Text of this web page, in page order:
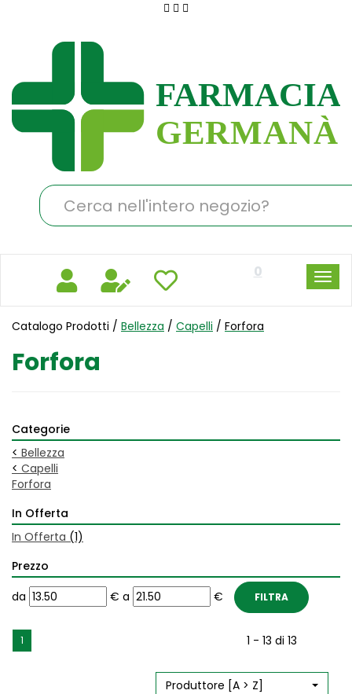
principale
Germanà
Cerca
Prodotto
0
Catalogo Prodotti / Bellezza / Capelli / Forfora
Forfora
Categorie
< Bellezza
< Capelli
Forfora
In Offerta
In Offerta (1)
Prezzo
filtra
da
da €
filtra
a
a €
1 1 - 13 di 13
Produttore [A > Z]